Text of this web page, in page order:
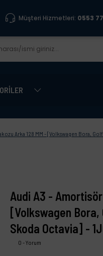
Müşteri Hizmetleri: 0553
Arka 128 MM - [Volkswagen Bora,
Audi A3 -
[Volkswagen
Skoda Octavia] -
0 - Yorum